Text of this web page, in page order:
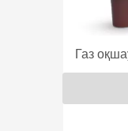
Газ